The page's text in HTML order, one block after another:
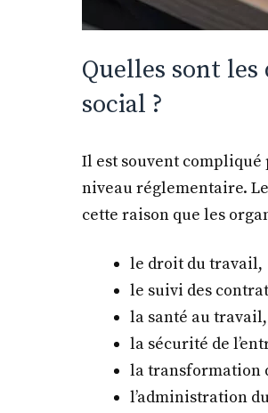
Quelles sont
social ?
Il est souvent
niveau réglementaire.
cette raison que les
le droit du travail,
le suivi des
la santé au travail,
la sécurité de
la transformation
l’administration